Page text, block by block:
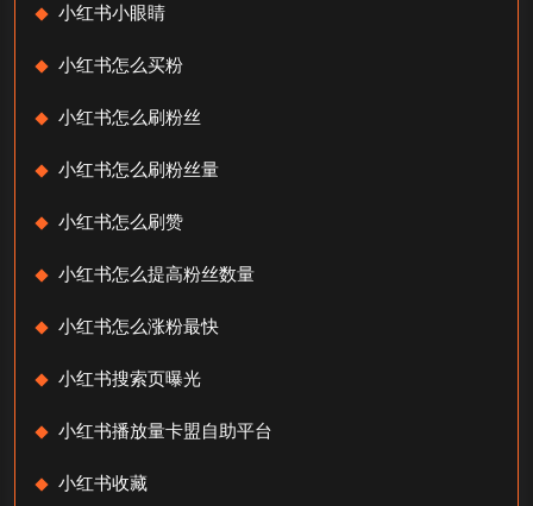
小红书小眼睛
小红书怎么买粉
小红书怎么刷粉丝
小红书怎么刷粉丝量
小红书怎么刷赞
小红书怎么提高粉丝数量
小红书怎么涨粉最快
小红书搜索页曝光
小红书播放量卡盟自助平台
小红书收藏